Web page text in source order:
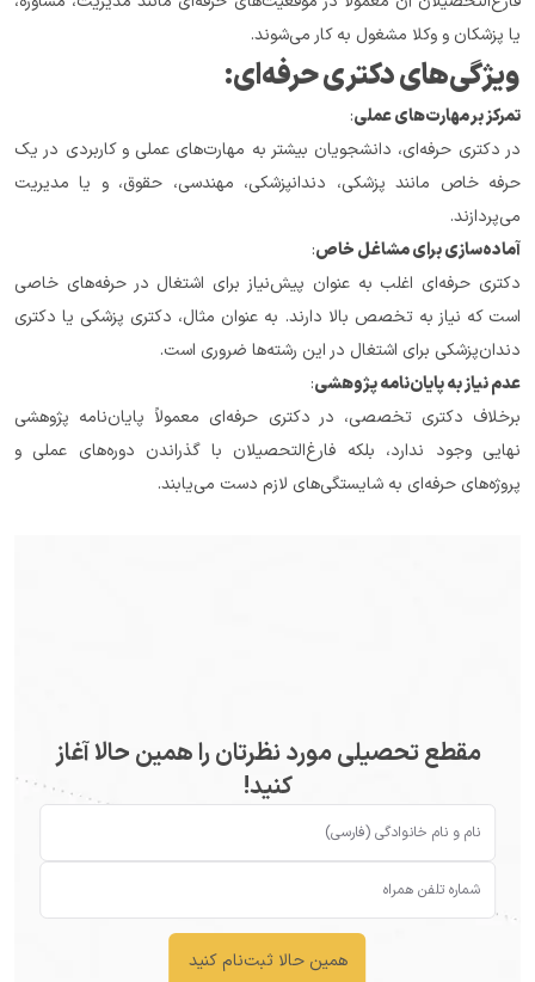
یا پزشکان و وکلا مشغول به کار می‌شوند.
ویژگی‌های دکتری حرفه‌ای:
تمرکز بر مهارت‌های عملی
:
می‌پردازند.
آماده‌سازی برای مشاغل خاص
:
دندان‌پزشکی برای اشتغال در این رشته‌ها ضروری است.
عدم نیاز به پایان‌نامه پژوهشی
:
پروژه‌های حرفه‌ای به شایستگی‌های لازم دست می‌یابند.
مقطع تحصیلی مورد نظرتان را همین حالا آغاز
کنید!
همین حالا ثبت‌نام کنید